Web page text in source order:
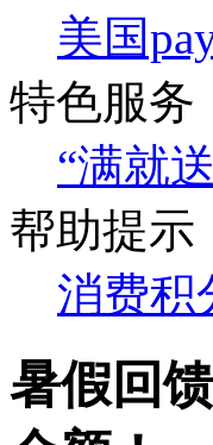
美国
特色服务
“满就
帮助提示
消费积
暑假回